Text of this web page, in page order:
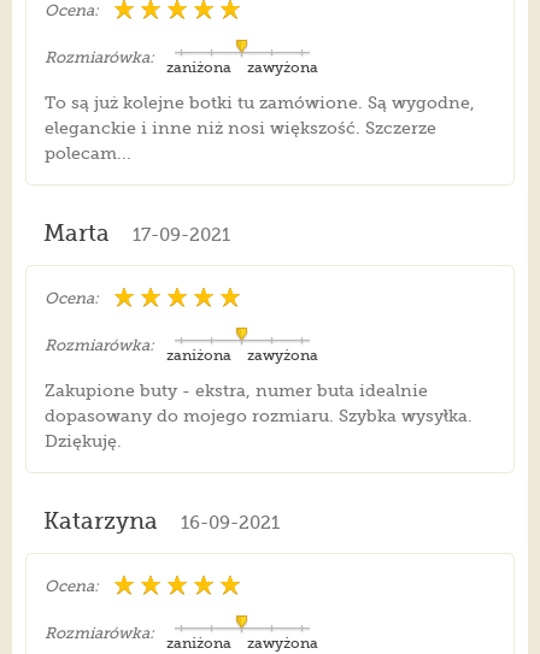
Ocena:
Rozmiarówka:
zawyżona
zaniżona
To są już kolejne botki tu zamówione. Są wygodne,
eleganckie i inne niż nosi większość. Szczerze
polecam...
Marta 17-09-2021
Ocena:
Rozmiarówka:
zawyżona
zaniżona
Zakupione buty - ekstra, numer buta idealnie
dopasowany do mojego rozmiaru. Szybka wysyłka.
Dziękuję.
Katarzyna 16-09-2021
Ocena:
Rozmiarówka:
zawyżona
zaniżona